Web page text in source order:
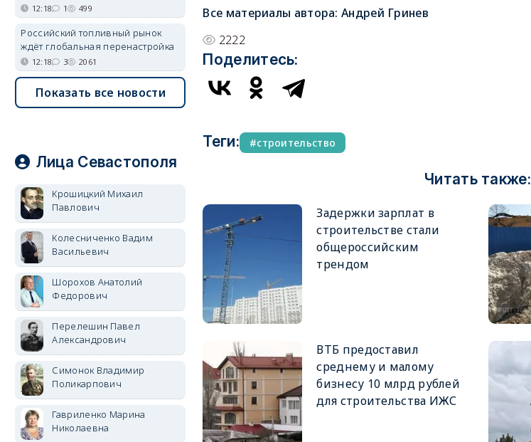
Все материалы автора:Андрей Гринев
2222
Поделитесь:
Теги: строительство
Читать также:
Задержки зарплат в
строительстве стали
общероссийским
трендом
ВТБ предоставил
среднему и малому
бизнесу 10 млрд рублей
для строительства ИЖС
12:18 1 499
Российский топливный рынок
ждёт глобальная перенастройка
12:18 3 2061
Показать все новости
Лица Севастополя
Крошицкий Михаил
Павлович
Колесниченко Вадим
Васильевич
Шорохов Анатолий
Федорович
Перелешин Павел
Александрович
Симонок Владимир
Поликарпович
Гавриленко Марина
Николаевна